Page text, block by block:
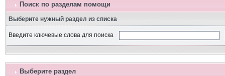
Поиск по разделам помощи
Выберите нужный раздел из списка
Введите ключевые слова для поиска
Выберите раздел